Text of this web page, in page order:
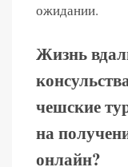
ожидании.
Жизнь
чешские
на
онлайн?